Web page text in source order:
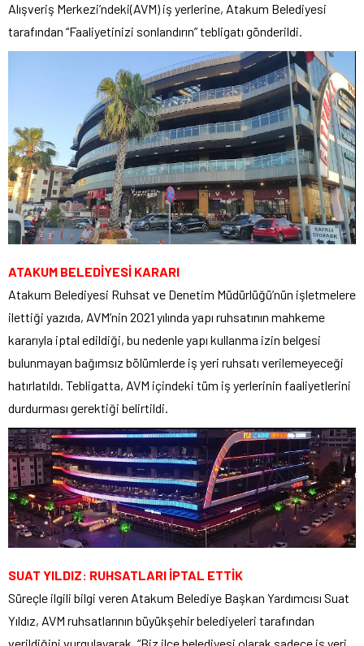
Alışveriş Merkezi’ndeki(AVM) iş yerlerine, Atakum Belediyesi
tarafından “Faaliyetinizi sonlandırın” tebligatı gönderildi.
ATAKUM BELEDİYESİ KARARI
Atakum Belediyesi Ruhsat ve Denetim Müdürlüğü’nün işletmelere
ilettiği yazıda, AVM’nin 2021 yılında yapı ruhsatının mahkeme
kararıyla iptal edildiği, bu nedenle yapı kullanma izin belgesi
bulunmayan bağımsız bölümlerde iş yeri ruhsatı verilemeyeceği
hatırlatıldı. Tebligatta, AVM içindeki tüm iş yerlerinin faaliyetlerini
durdurması gerektiği belirtildi.
SUAT YILDIZ: RUHSATLARI İPTAL ETTİK
Süreçle ilgili bilgi veren Atakum Belediye Başkan Yardımcısı Suat
Yıldız, AVM ruhsatlarının büyükşehir belediyeleri tarafından
verildiğini vurgulayarak, “Biz ilçe belediyesi olarak sadece iş yeri